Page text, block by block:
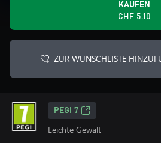
KAUFEN
CHF 5.10
ZUR WUNSCHLISTE
PEGI 7
Leichte Gewalt